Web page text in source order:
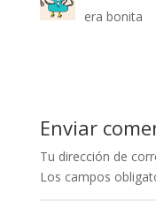
era bonita
Enviar
Tu dirección de
Los campos